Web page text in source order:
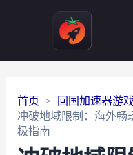
首页
回国加速器游
冲破地域限制：海外畅
极指南